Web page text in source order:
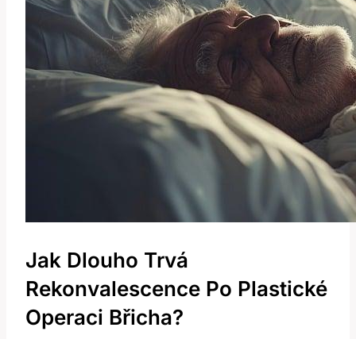
Jak Dlouho Trvá
Rekonvalescence Po Plastické
Operaci Břicha?